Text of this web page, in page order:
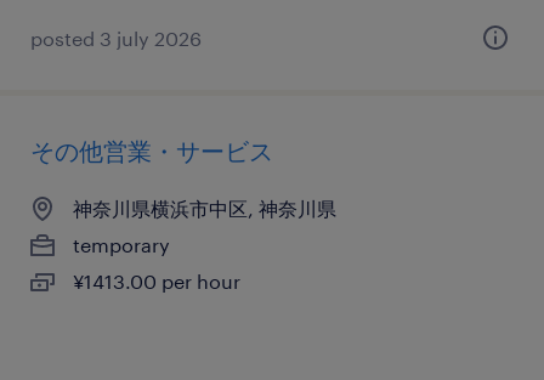
posted 3 july 2026
その他営業・サービス
神奈川県横浜市中区, 神奈川県
temporary
¥1413.00 per hour